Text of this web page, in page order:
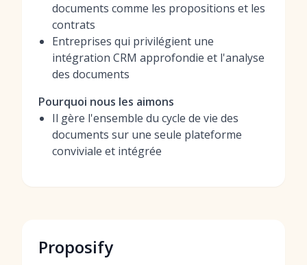
documents comme les propositions et les
contrats
Entreprises qui privilégient une
intégration CRM approfondie et l'analyse
des documents
Pourquoi nous les aimons
Il gère l'ensemble du cycle de vie des
documents sur une seule plateforme
conviviale et intégrée
Proposify